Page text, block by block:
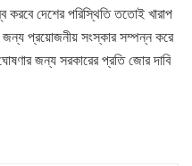
করবে দেশের পরিস্থিতি ততোই খারাপ
জন্য প্রয়োজনীয় সংস্কার সম্পন্ন করে
ঘোষণার জন্য সরকারের প্রতি জোর দাবি